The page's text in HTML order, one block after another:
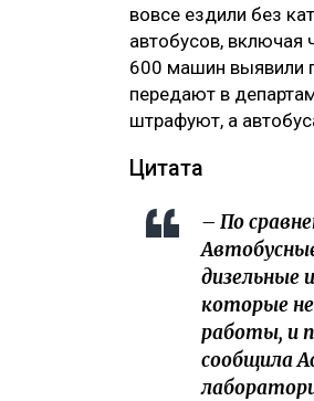
вовсе ездили без
автобусов, включая
600 машин выявили
передают в
штрафуют, а
Цитата
– По
дизельные
которые
работы, и
сообщила